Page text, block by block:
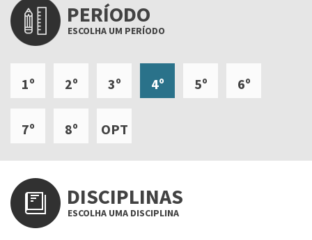
PERÍODO
ESCOLHA UM PERÍODO
1º 2º 3º 4º 5º 6º
7º 8º OPT
DISCIPLINAS
ESCOLHA UMA DISCIPLINA